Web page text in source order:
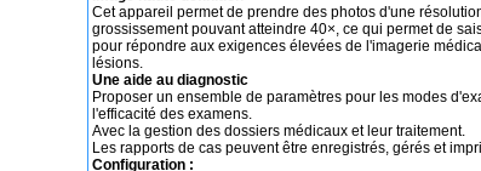
Cet appareil permet de prendre des photos d'une
grossissement pouvant atteindre 40×, ce qui permet de
pour répondre aux exigences élevées de l'imagerie
lésions.
Une aide au diagnostic
Proposer un ensemble de paramètres pour les modes
l'efficacité des examens.
Avec la gestion des dossiers médicaux et leur traitement.
Les rapports de cas peuvent être enregistrés, gérés et
Configuration :